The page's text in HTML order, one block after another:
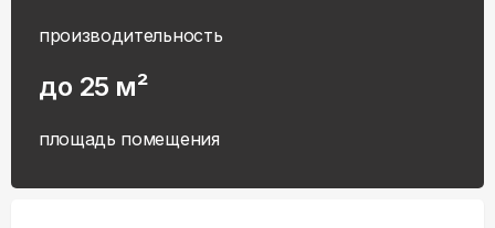
производительность
до 25 м²
площадь помещения